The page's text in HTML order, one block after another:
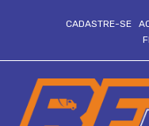
CADASTRE-SE